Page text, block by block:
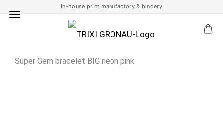
In-house print manufactory & bindery
Super Gem bracelet BIG neon pink